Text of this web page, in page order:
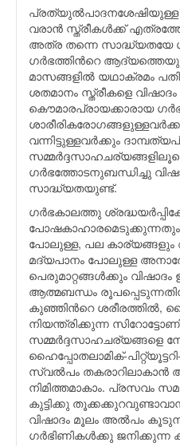
പ്രത്യുല്‍പാദനശേഷിയുള്ള
വരാന്‍ സ്ത്രീകള്‍ക്ക്
അത്ര തന്നെ സാദ്ധ്യതയേ
ഗര്‍ഭത്തിന്‍റെ
മാസങ്ങളില്‍ യഥാക്രമം
ശതമാനം സ്ത്രീകളെ വിഷാദം
കൌമാരപ്രായക്കാരായ
വന്നിട്ടുള്ളവര്‍ക്കും
ഗര്‍ഭത്തോടനുബന്ധിച്ചു
സാദ്ധ്യതയുണ്ട്.
ഗര്‍ഭകാലത്തു
പോലുള്ള, പല കാര്യങ്ങളും
മദ്യപാനം പോലുള്ള
പെരുമാറ്റങ്ങള്‍ക്കും
ആത്മബന്ധം
കുഞ്ഞിന്‍റെ ശരീരത്തില്‍,
നിയന്ത്രിക്കുന്ന
സമ്മര്‍ദ്ദസാഹചര്യങ്ങളെ
ഹൈപ്പോതലാമിക്-
സ്വല്‍പം തകരാറിലാകാന്‍
നിമിത്തമാകാം. പ്രസവം
കുട്ടിക്കു
വിഷാദം മൂലം അല്‍പം
ഗര്‍ഭിണികള്‍ക്കു